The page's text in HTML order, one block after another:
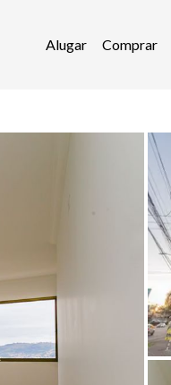
Alugar Comprar